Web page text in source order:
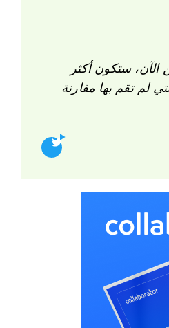
ستكون أكثر
لم تقم بها مقارنة